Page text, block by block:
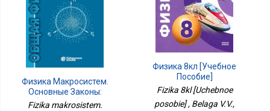
Физика Макросистем.
Основные Законы:
Учебное Пособие. 10-Е
Fizika makrosistem.
Физика 8кл [Учебное
Пособие]
Fizika 8kl [Uchebnoe
posobie] , Belaga V.V.,